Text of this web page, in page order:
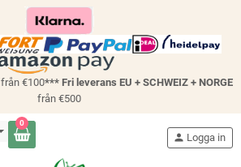
från €100*** Fri leverans EU + SCHWEIZ + NORGE
från €500
0
person Logga in